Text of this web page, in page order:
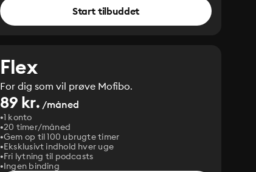
Start tilbuddet
Flex
For dig som vil prøve Mofibo.
89 kr. /måned
1 konto
20 timer/måned
Gem op til 100 ubrugte timer
Eksklusivt indhold hver uge
Fri lytning til podcasts
Ingen binding